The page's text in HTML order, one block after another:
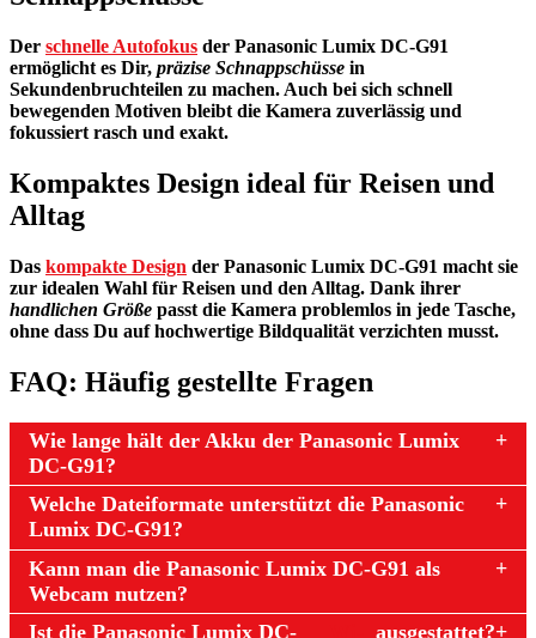
Der schnelle Autofokus der Panasonic Lumix DC-G91
ermöglicht es Dir, präzise Schnappschüsse in
Sekundenbruchteilen zu machen. Auch bei sich schnell
bewegenden Motiven bleibt die Kamera zuverlässig und
fokussiert rasch und exakt.
Kompaktes Design ideal für Reisen und
Alltag
Das kompakte Design der Panasonic Lumix DC-G91 macht sie
zur idealen Wahl für Reisen und den Alltag. Dank ihrer
handlichen Größe passt die Kamera problemlos in jede Tasche,
ohne dass Du auf hochwertige Bildqualität verzichten musst.
FAQ: Häufig gestellte Fragen
Wie lange hält der Akku der Panasonic Lumix
DC-G91?
Welche Dateiformate unterstützt die Panasonic
Lumix DC-G91?
Kann man die Panasonic Lumix DC-G91 als
Webcam nutzen?
Ist die Panasonic Lumix DC-
ausgestattet?